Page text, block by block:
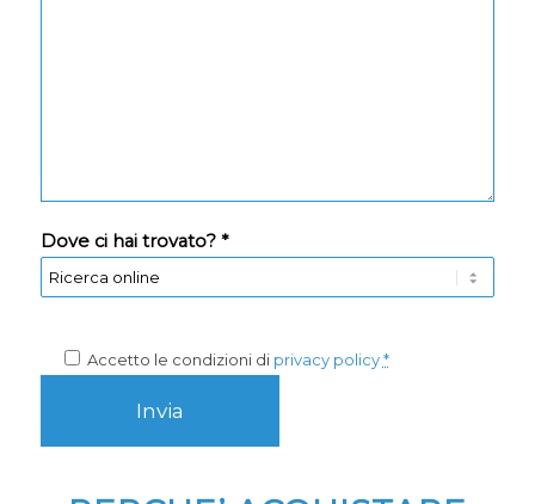
Dove ci hai trovato? *
Accetto le condizioni di privacy policy *